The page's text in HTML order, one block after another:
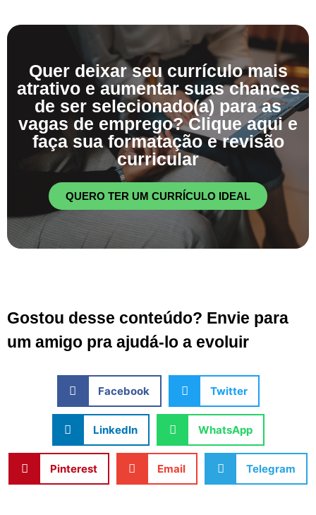
Quer deixar seu currículo mais
atrativo e aumentar suas chances
de ser selecionado(a) para as
vagas de emprego? Clique aqui e
faça sua formatação e revisão
curricular
QUERO TER UM CURRÍCULO IDEAL
Gostou desse conteúdo? Envie para
um amigo pra ajudá-lo a evoluir
Facebook Twitter
LinkedIn WhatsApp
Pinterest Email Telegram